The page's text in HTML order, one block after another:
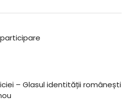
– Glasul identității românești